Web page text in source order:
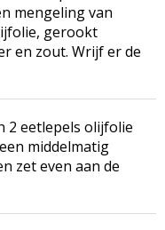
mengeling van
gerookt
en zout. Wrijf er de
2 eetlepels olijfolie
middelmatig
zet even aan de